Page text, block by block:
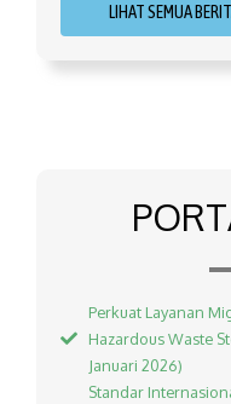
LIHAT SEMUA
Perkuat Layanan
Hazardous Waste
Januari 2026)
Standar